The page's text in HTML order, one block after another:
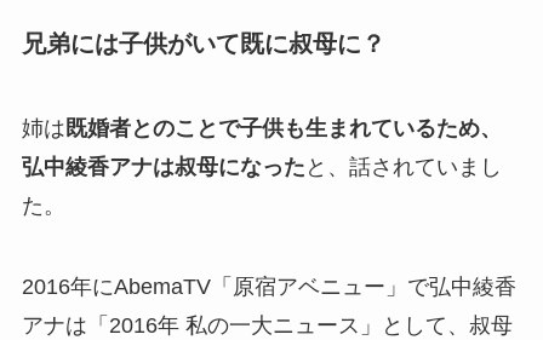
兄弟には子供がいて既に叔母に？
姉は 既婚者とのことで子供も生まれているため、
弘中綾香アナは叔母になった と、話されていまし
た。
2016年にAbemaTV「原宿アベニュー」で弘中綾香
アナは「2016年 私の一大ニュース」として、叔母